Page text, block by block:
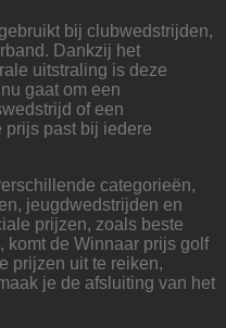
bij clubwedstrijden,
Dankzij het
uitstraling is deze
gaat om een
of een
past bij iedere
categorieën,
jeugdwedstrijden en
prijzen, zoals beste
komt de Winnaar prijs golf
prijzen uit te reiken,
je de afsluiting van het